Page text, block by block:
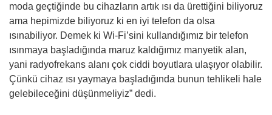
moda geçtiğinde bu cihazların artık ısı da ürettiğini biliyoruz
ama hepimizde biliyoruz ki en iyi telefon da olsa
ısınabiliyor. Demek ki Wi-Fi’sini kullandığımız bir telefon
ısınmaya başladığında maruz kaldığımız manyetik alan,
yani radyofrekans alanı çok ciddi boyutlara ulaşıyor olabilir.
Çünkü cihaz ısı yaymaya başladığında bunun tehlikeli hale
gelebileceğini düşünmeliyiz” dedi.